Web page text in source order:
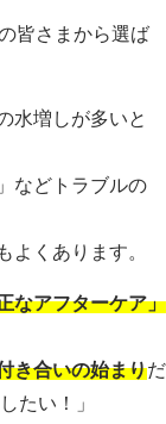
皆さまから選ば
水増しが多いと
などトラブルの
よくあります。
なアフターケア」
き合いの始まり
たい！」